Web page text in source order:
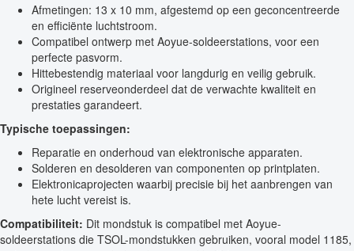
Afmetingen: 13 x 10 mm, afgestemd op een geconcentreerde
en efficiënte luchtstroom.
Compatibel ontwerp met Aoyue-soldeerstations, voor een
perfecte pasvorm.
Hittebestendig materiaal voor langdurig en veilig gebruik.
Origineel reserveonderdeel dat de verwachte kwaliteit en
prestaties garandeert.
Typische toepassingen:
Reparatie en onderhoud van elektronische apparaten.
Solderen en desolderen van componenten op printplaten.
Elektronicaprojecten waarbij precisie bij het aanbrengen van
hete lucht vereist is.
Compatibiliteit: Dit mondstuk is compatibel met Aoyue-
soldeerstations die TSOL-mondstukken gebruiken, vooral model 1185,